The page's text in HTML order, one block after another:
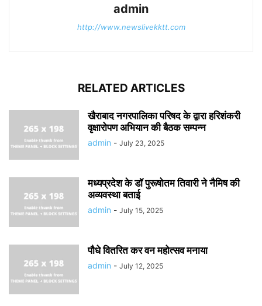
admin
http://www.newslivekktt.com
RELATED ARTICLES
खैराबाद नगरपालिका परिषद के द्वारा हरिशंकरी
वृक्षारोपण अभियान की बैठक सम्पन्न
admin - July 23, 2025
मध्यप्रदेश के डॉ पुरूषोतम तिवारी ने नैमिष की
अव्यवस्था बताई
admin - July 15, 2025
पौधे वितरित कर वन महोत्सव मनाया
admin - July 12, 2025